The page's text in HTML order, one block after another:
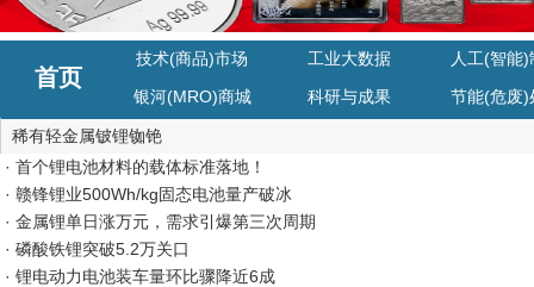
首页
技术(商品)市场 工业大数据
人工(智能)
银河(MRO)商城
科研与成果 节能(危废)
稀有轻金属铍锂铷铯
· 首个锂电池材料的载体标准落地！
· 赣锋锂业500Wh/kg固态电池量产破冰
· 金属锂单日涨万元，需求引爆第三次周期
· 磷酸铁锂突破5.2万关口
· 锂电动力电池装车量环比骤降近6成